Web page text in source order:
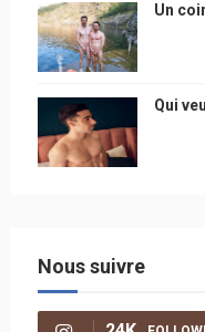
Un
Qui
Nous suivre